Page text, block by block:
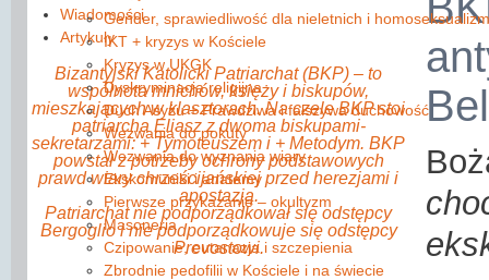
Gender, sprawiedliwość dla nieletnich i homoseksualizm
IKT + kryzys w Kościele
Kryzys w UKGK
Dyskryminacja religijna
Duch Asyżu + Prawdziwa i fałszywa duchowość
Wezwania do pokuty
Wezwania do wyznania wiary
Ekskomuniki i anatemy
Pierwsze przykazanie – okultyzm
Masoneria
Czipowanie, eutanazja i szczepienia
Zbrodnie pedofilii w Kościele i na świecie
Wiadomości
Artykuły
Bizantyjski Katolicki Patriarchat (BKP) ‒ to
wspólnota mnichów, księży i biskupów,
mieszkających w klasztorach. Na czele BKP stoi
patriarcha Eliasz z dwoma biskupami-
sekretarzami: + Tymoteuszem i + Metodym. BKP
powstał z potrzeby ochrony podstawowych
prawd wiary chrześcijańskiej przed herezjami i
apostazją.
Patriarchat nie podporządkował się odstępcy
Bergoglio i nie podporządkowuje się odstępcy
Prevostowi.